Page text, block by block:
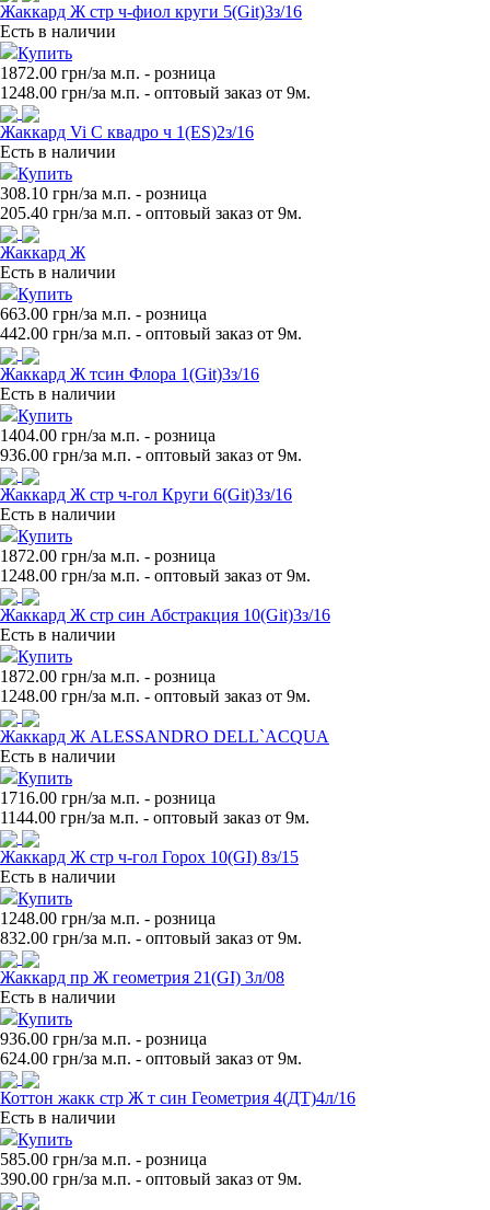
Жаккард Ж стр ч-фиол круги 5(Git)3з/16
Есть в наличии
Купить
1872.00 грн/за м.п. - розница
1248.00 грн/за м.п. - оптовый заказ от 9м.
Жаккард Vi C квадро ч 1(ES)2з/16
Есть в наличии
Купить
308.10 грн/за м.п. - розница
205.40 грн/за м.п. - оптовый заказ от 9м.
Жаккард Ж
Есть в наличии
Купить
663.00 грн/за м.п. - розница
442.00 грн/за м.п. - оптовый заказ от 9м.
Жаккард Ж тсин Флора 1(Git)3з/16
Есть в наличии
Купить
1404.00 грн/за м.п. - розница
936.00 грн/за м.п. - оптовый заказ от 9м.
Жаккард Ж стр ч-гол Круги 6(Git)3з/16
Есть в наличии
Купить
1872.00 грн/за м.п. - розница
1248.00 грн/за м.п. - оптовый заказ от 9м.
Жаккард Ж стр син Абстракция 10(Git)3з/16
Есть в наличии
Купить
1872.00 грн/за м.п. - розница
1248.00 грн/за м.п. - оптовый заказ от 9м.
Жаккард Ж ALESSANDRO DELL`ACQUA
Есть в наличии
Купить
1716.00 грн/за м.п. - розница
1144.00 грн/за м.п. - оптовый заказ от 9м.
Жаккард Ж стр ч-гол Горох 10(GI) 8з/15
Есть в наличии
Купить
1248.00 грн/за м.п. - розница
832.00 грн/за м.п. - оптовый заказ от 9м.
Жаккард пр Ж геометрия 21(GI) 3л/08
Есть в наличии
Купить
936.00 грн/за м.п. - розница
624.00 грн/за м.п. - оптовый заказ от 9м.
Коттон жакк стр Ж т син Геометрия 4(ДТ)4л/16
Есть в наличии
Купить
585.00 грн/за м.п. - розница
390.00 грн/за м.п. - оптовый заказ от 9м.